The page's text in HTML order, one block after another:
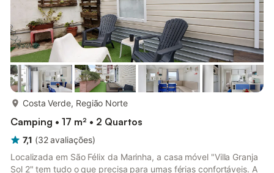
Costa Verde, Região Norte
Camping • 17 m² • 2 Quartos
7,1 (32 avaliações)
Localizada em São Félix da Marinha, a casa móvel "Villa Granja
Sol 2" tem tudo o que precisa para umas férias confortáveis. A